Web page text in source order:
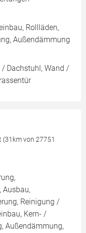
Rollläden,
Außendämmung
/ Dachstuhl, Wand /
(31km von 27751
Ausbau,
Reinigung /
Kern- /
Außendämmung,